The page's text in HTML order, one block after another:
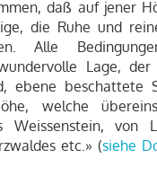
daß auf jener
die Ruhe und
Alle
Lage,
ebene beschattete
welche
Weissenstein, von
etc.» (siehe